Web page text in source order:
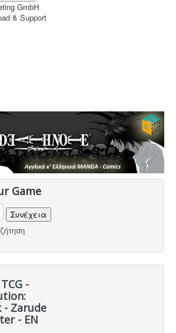
GmbH
& Support
Game
-
- Zarude
- EN